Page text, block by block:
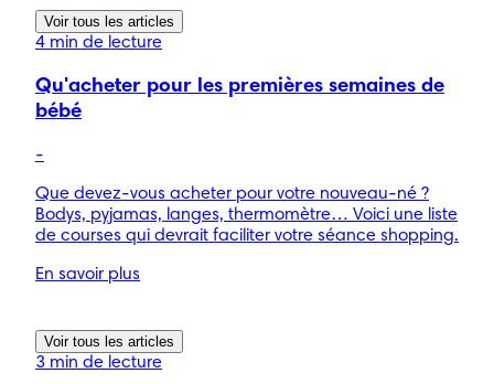
Voir tous les articles
4 min de lecture
Qu'acheter pour les premières semaines de
bébé
-
Que devez-vous acheter pour votre nouveau-né ?
Bodys, pyjamas, langes, thermomètre… Voici une liste
de courses qui devrait faciliter votre séance shopping.
En savoir plus
Voir tous les articles
3 min de lecture